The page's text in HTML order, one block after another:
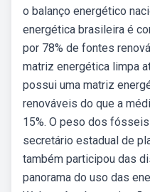
o balanço energético
energética brasileira é
por 78% de fontes
matriz energética limpa
possui uma matriz
renováveis do que a
15%. O peso dos
secretário estadual de
também participou das
panorama do uso das